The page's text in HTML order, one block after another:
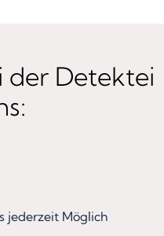
der Detektei
jederzeit Möglich